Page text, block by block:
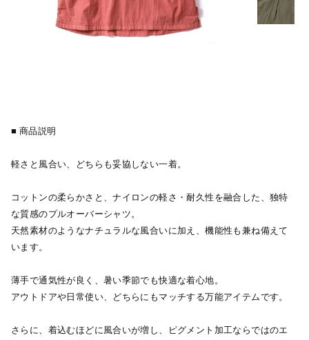
■ 商品説明
軽さと風合い、どちらも妥協しない一着。
コットンの柔らかさと、ナイロンの軽さ・耐久性を融合した、独特
な質感のプルオーバーシャツ。
天然素材のようなナチュラルな風合いに加え、機能性も兼ね備えて
います。
薄手で通気性が良く、暑い季節でも快適な着心地。
アウトドアや日常使い、どちらにもマッチする万能アイテムです。
さらに、着込むほどに風合いが増し、ピグメント加工ならではのエ